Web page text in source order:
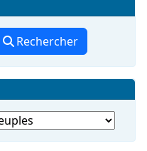
Rechercher